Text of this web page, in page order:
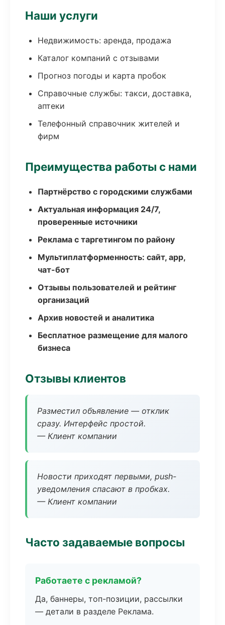
Наши услуги
Недвижимость: аренда, продажа
Каталог компаний с отзывами
Прогноз погоды и карта пробок
Справочные службы: такси, доставка,
аптеки
Телефонный справочник жителей и
фирм
Преимущества работы с нами
Партнёрство с городскими службами
Актуальная информация 24/7,
проверенные источники
Реклама с таргетингом по району
Мультиплатформенность: сайт, app,
чат-бот
Отзывы пользователей и рейтинг
организаций
Архив новостей и аналитика
Бесплатное размещение для малого
бизнеса
Отзывы клиентов
Разместил объявление — отклик
сразу. Интерфейс простой.
— Клиент компании
Новости приходят первыми, push-
уведомления спасают в пробках.
— Клиент компании
Часто задаваемые вопросы
Работаете с рекламой?
Да, баннеры, топ-позиции, рассылки
— детали в разделе Реклама.